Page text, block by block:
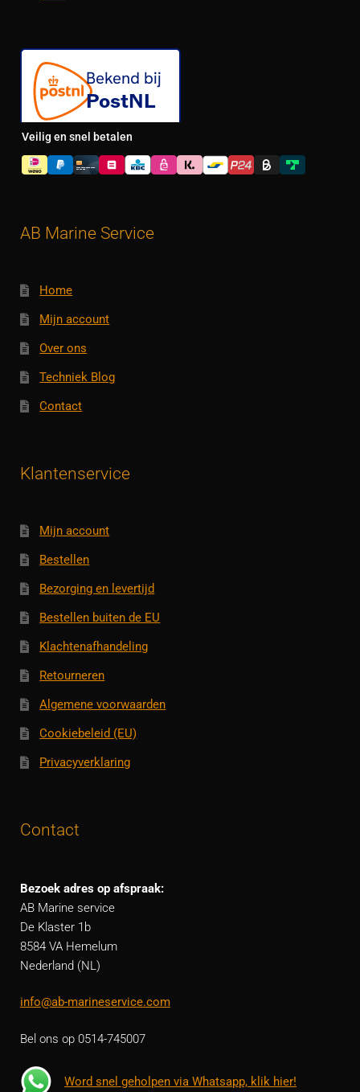
Veilig en snel betalen
AB Marine Service
Home
Mijn account
Over ons
Techniek Blog
Contact
Klantenservice
Mijn account
Bestellen
Bezorging en levertijd
Bestellen buiten de EU
Klachtenafhandeling
Retourneren
Algemene voorwaarden
Cookiebeleid (EU)
Privacyverklaring
Contact
Bezoek adres op afspraak:
AB Marine service
De Klaster 1b
8584 VA Hemelum
Nederland (NL)
info@ab-marineservice.com
Bel ons op 0514-745007
Word snel geholpen via Whatsapp, klik hier!